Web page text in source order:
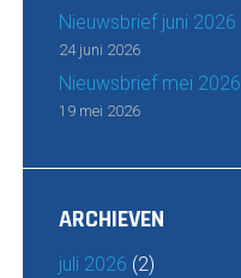
Nieuwsbrief juni 2026
24 juni 2026
Nieuwsbrief mei 2026
19 mei 2026
ARCHIEVEN
juli 2026 (2)